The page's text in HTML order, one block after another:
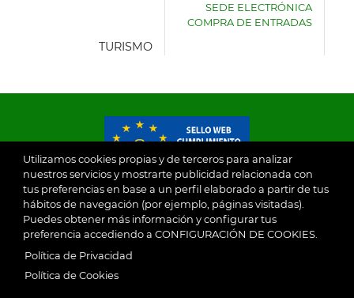
Utilizamos cookies propias y de terceros para analizar
nuestros servicios y mostrarte publicidad relacionada con
tus preferencias en base a un perfil elaborado a partir de tus
hábitos de navegación (por ejemplo, páginas visitadas).
Puedes obtener más información y configurar tus
preferencia accediendo a CONFIGURACIÓN DE COOKIES.
Política de Privacidad
Política de Cookies
SEDE ELECTRÓNICA
COMPRA DE ENTRADAS
TURISMO
© 2026
Ayuntamiento de Villaseca de la Sagra Aviso Legal